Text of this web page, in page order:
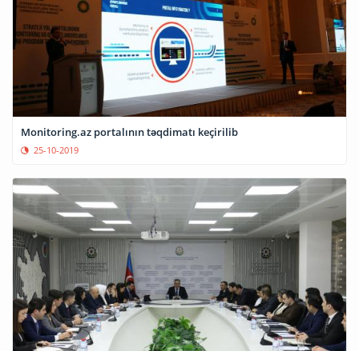
Monitoring.az portalının təqdimatı keçirilib
25-10-2019